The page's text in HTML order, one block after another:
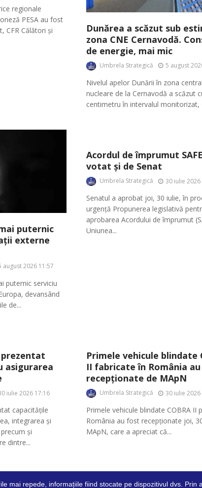
regionale
PESA au fost
CFR Călători și
Dunărea a scăzut sub
zona CNE Cernavodă.
de energie, mai mic
Umbrela Strategică 5 august
Nivelul apelor Dunării în zona
nucleare de la Cernavodă a scăzut
centimetru în intervalul monitorizat,
puternic
externe
august 2026 11:57
puternic serviciu
devansând
de...
Acordul de împrumut
votat și de Senat
Umbrela Strategică 30 iulie 2026
Senatul a aprobat joi, 30 iulie, în
urgență Propunerea legislativă
aprobarea Acordului de împrumut
Uniunea...
prezentat
asigurarea
iulie 2026 17:16
capacitățile
integrarea și
și
dintre...
Primele vehicule blindate
II fabricate în România
recepționate de MApN
Umbrela Strategică 30 iulie 2026
Primele vehicule blindate COBRA II
România au fost recepționate joi,
MApN, care a apreciat că...
mai repede, informațiile fiind stocate pe dispozitivul dvs.